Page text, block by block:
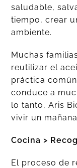
saludable,
tiempo, crear
ambiente.
Muchas
reutilizar el
práctica
conduce a
lo tanto, Aris
vivir un
Cocina >
El proceso de